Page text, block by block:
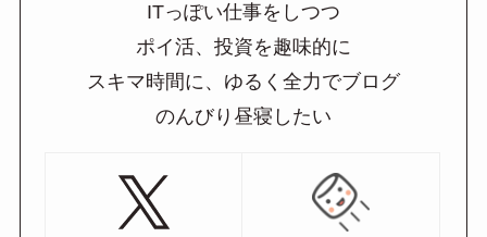
ITっぽい仕事をしつつ
ポイ活、投資を趣味的に
スキマ時間に、ゆるく全力でブログ
のんびり昼寝したい